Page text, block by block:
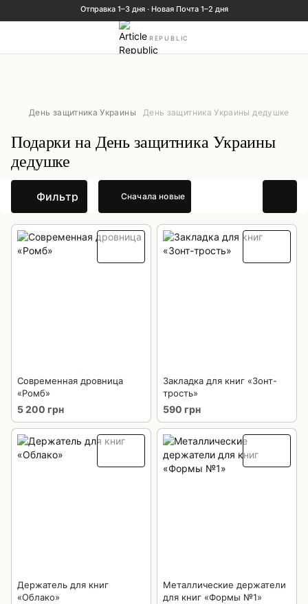
REPUBLIC
День защитника Украины День защитника Украины дедушке
Подарки на День защитника Украины
дедушке
Фильтр Сначала новые
Современная дровница
«Ромб»
5 200 грн
Закладка для книг «Зонт-
трость»
590 грн
Держатель для книг
«Облако»
Металлические держатели
для книг «Формы №1»